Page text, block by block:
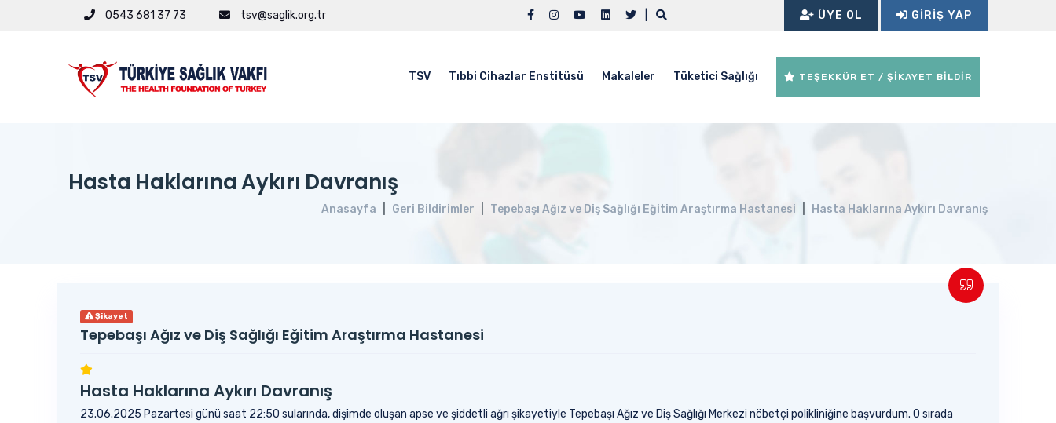
0543 681 37 73 tsv@saglik.org.tr ÜYE OL GIRIŞ YAP
TSV Tıbbi Cihazlar Enstitüsü Makaleler Tüketici Sağlığı TEŞEKKÜR ET / ŞİKAYET BİLDİR
Hasta Haklarına Aykırı Davranış
Anasayfa Geri Bildirimler Tepebaşı Ağız ve Diş Sağlığı Eğitim Araştırma Hastanesi Hasta Haklarına Aykırı Davranış
Şikayet
Tepebaşı Ağız ve Diş Sağlığı Eğitim Araştırma Hastanesi
Hasta Haklarına Aykırı Davranış
23.06.2025 Pazartesi günü saat 22:50 sularında, dişimde oluşan apse ve şiddetli ağrı şikayetiyle Tepebaşı Ağız ve Diş Sağlığı Merkezi nöbetçi polikliniğine başvurdum. O sırada